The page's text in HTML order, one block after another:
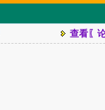
查看〖